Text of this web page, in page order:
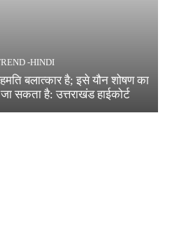
-HINDI
बलात्कार है; इसे यौन शोषण का
सकता है: उत्तराखंड हाईकोर्ट